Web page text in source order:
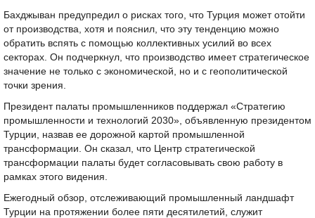
Бахджыван предупредил о рисках того, что Турция может отойти
от производства, хотя и пояснил, что эту тенденцию можно
обратить вспять с помощью коллективных усилий во всех
секторах. Он подчеркнул, что производство имеет стратегическое
значение не только с экономической, но и с геополитической
точки зрения.
Президент палаты промышленников поддержал «Стратегию
промышленности и технологий 2030», объявленную президентом
Турции, назвав ее дорожной картой промышленной
трансформации. Он сказал, что Центр стратегической
трансформации палаты будет согласовывать свою работу в
рамках этого видения.
Ежегодный обзор, отслеживающий промышленный ландшафт
Турции на протяжении более пяти десятилетий, служит